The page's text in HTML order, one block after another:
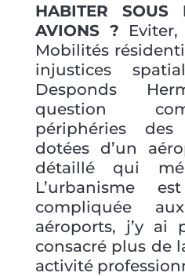
HABITER
AVIONS ? Eviter,
Mobilités
injustices
Desponds
question
périphéries
dotées d’un
détaillé qui
L’urbanisme
compliquée
aéroports, j’y ai
consacré plus de
activité